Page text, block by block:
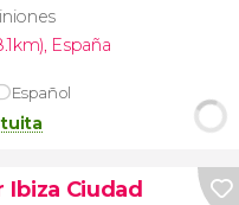
, España
Español
Ibiza Ciudad